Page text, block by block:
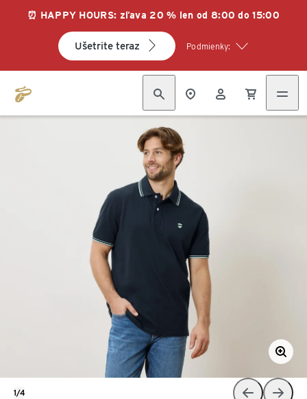
⏰ HAPPY HOURS: zľava 20 % len od 8:00 do 15:00
Ušetrite teraz Podmienky:
1/4